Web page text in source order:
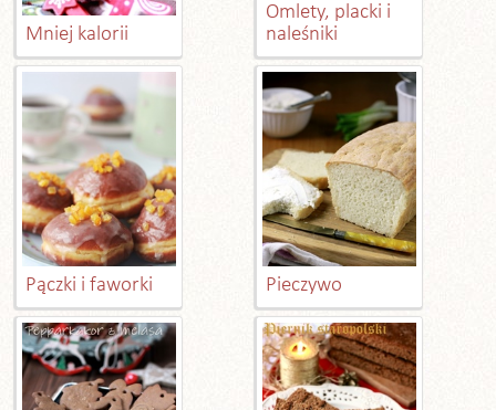
Mniej kalorii
Omlety, placki i
naleśniki
Pączki i faworki Pieczywo